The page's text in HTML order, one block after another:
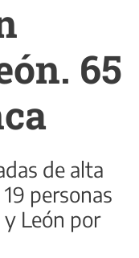
65
de alta
personas
León por